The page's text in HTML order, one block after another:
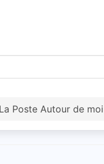
La Poste Autour de